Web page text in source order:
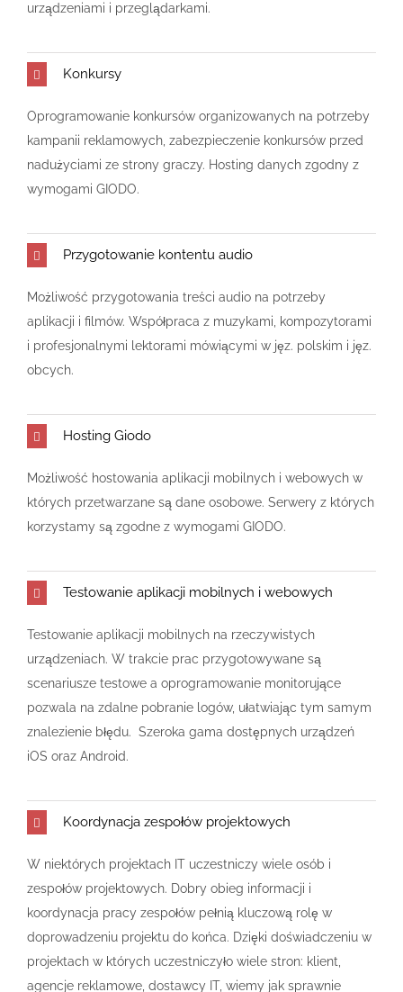
urządzeniami i przeglądarkami.
Konkursy
Oprogramowanie konkursów organizowanych na potrzeby
kampanii reklamowych, zabezpieczenie konkursów przed
nadużyciami ze strony graczy. Hosting danych zgodny z
wymogami GIODO.
Przygotowanie kontentu audio
Możliwość przygotowania treści audio na potrzeby
aplikacji i filmów. Współpraca z muzykami, kompozytorami
i profesjonalnymi lektorami mówiącymi w jęz. polskim i jęz.
obcych.
Hosting Giodo
Możliwość hostowania aplikacji mobilnych i webowych w
których przetwarzane są dane osobowe. Serwery z których
korzystamy są zgodne z wymogami GIODO.
Testowanie aplikacji mobilnych i webowych
Testowanie aplikacji mobilnych na rzeczywistych
urządzeniach. W trakcie prac przygotowywane są
scenariusze testowe a oprogramowanie monitorujące
pozwala na zdalne pobranie logów, ułatwiając tym samym
znalezienie błędu. Szeroka gama dostępnych urządzeń
iOS oraz Android.
Koordynacja zespołów projektowych
W niektórych projektach IT uczestniczy wiele osób i
zespołów projektowych. Dobry obieg informacji i
koordynacja pracy zespołów pełnią kluczową rolę w
doprowadzeniu projektu do końca. Dzięki doświadczeniu w
projektach w których uczestniczyło wiele stron: klient,
agencje reklamowe, dostawcy IT, wiemy jak sprawnie